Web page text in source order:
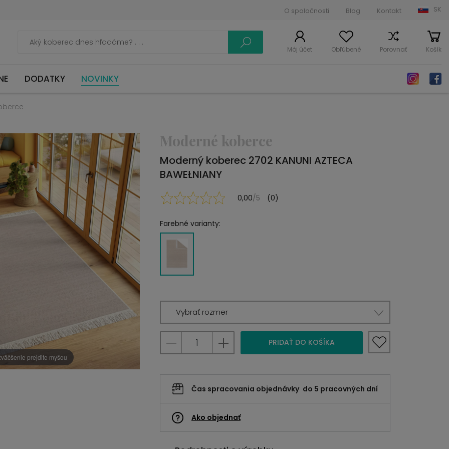
O spoločnosti Blog Kontakt SK
Môj účet Obľúbené Porovnať Košík
DODATKY NOVINKY
prejdite myšou
Moderné koberce
Moderný koberec 2702 KANUNI AZTECA
BAWEŁNIANY
0,00/5 (0)
Farebné varianty:
Vybrať rozmer
PRIDAŤ DO KOŠÍKA
Čas spracovania objednávky do 5 pracovných dní
Ako objednať